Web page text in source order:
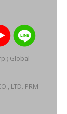
Global
LTD. PRM-